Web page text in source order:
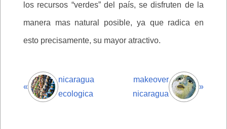
los recursos “verdes” del país, se disfruten de la
manera mas natural posible, ya que radica en
esto precisamente, su mayor atractivo.
«
nicaragua
ecologica
makeover
nicaragua
»